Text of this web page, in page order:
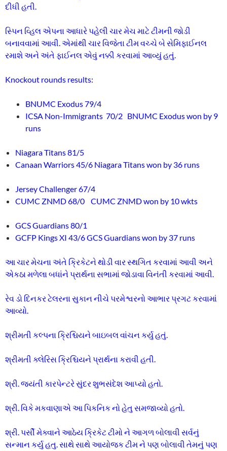
દીધી હતી.
સ્પિન વ્હિલ એપના આધારે પહેલી ચાર મેચ માટે ટીમની જોડી
બનાવવામાં આવી. એમાંથી ચાર વિજેતા ટીમ વચ્ચે બે સેમિફાઈનલ
રમાશે અને અંતે ફાઈનલ એવું નક્કી કરવામાં આવ્યું હતું.
Knockout rounds results:
BNUMC Exodus 79/4
ICSA Non-Immigrants 70/2 BNUMC Exodus won by 9
runs
Niagara Titans 81/5
Canaan Warriors 45/6 NiagaraTitans won by 36 runs
Jersey Challenger 67/4
CUMC ZNMD 68/0 CUMC ZNMD won by 10 wkts
GCS Guardians 80/1
GCFP Kings XI 43/6 GCS Guardians won by 37 runs
આ ચાર મેચના અંતે ક્રિકેટને થોડી વાર સ્થગિત કરવામાં આવી અને
એકઠા મળેલા બધાંને પ્રાર્થના સભામાં જોડાવા વિનંતી કરવામાં આવી.
રેવ ડો દિનકર ટેલરના સુકાન નીચે પરમેશ્વરનો આભાર પ્રગટ કરવામાં
આવ્યો.
શ્રીમતી કલ્પના ક્રિશ્ચિયને બાઇબલ વાંચન કર્યુ હતું.
શ્રીમતી ક્લેરિસ ક્રિશ્ચિયને પ્રાર્થના કરાવી હતી.
શ્રી. જયંતી કારપેન્ટરે સુંદર શુભસંદેશ આપ્યો હતો.
શ્રી. વિકે મકવાણાએ આ પિકનિક નો હેતુ સમજાવ્યો હતો.
શ્રી. પર્સી મેક્વાને આઠેય ક્રિકેટ ટીમો ને આગળ બોલાવી સર્વનું
સન્માન કર્યુ હતુ. સાથે સાથે આયોજક ટીમ ને પણ બોલાવી તેમનું પણ